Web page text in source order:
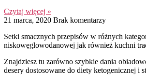
Czytaj więcej »
21 marca, 2020 Brak komentarzy
Setki smacznych przepisów w różnych
niskowęglowodanowej jak również kuchni
Znajdziesz tu zarówno szybkie dania
desery dostosowane do diety ketogenicznej i